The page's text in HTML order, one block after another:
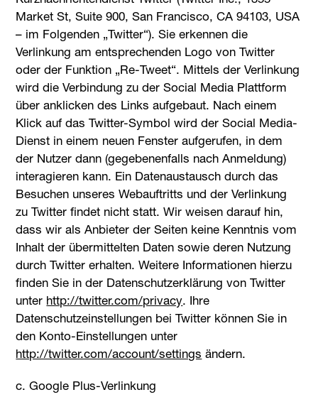
Market St, Suite 900, San Francisco, CA 94103, USA
– im Folgenden „Twitter“). Sie erkennen die
Verlinkung am entsprechenden Logo von Twitter
oder der Funktion „Re-Tweet“. Mittels der Verlinkung
wird die Verbindung zu der Social Media Plattform
über anklicken des Links aufgebaut. Nach einem
Klick auf das Twitter-Symbol wird der Social Media-
Dienst in einem neuen Fenster aufgerufen, in dem
der Nutzer dann (gegebenenfalls nach Anmeldung)
interagieren kann. Ein Datenaustausch durch das
Besuchen unseres Webauftritts und der Verlinkung
zu Twitter findet nicht statt. Wir weisen darauf hin,
dass wir als Anbieter der Seiten keine Kenntnis vom
Inhalt der übermittelten Daten sowie deren Nutzung
durch Twitter erhalten. Weitere Informationen hierzu
finden Sie in der Datenschutzerklärung von Twitter
unter http://twitter.com/privacy. Ihre
Datenschutzeinstellungen bei Twitter können Sie in
den Konto-Einstellungen unter
http://twitter.com/account/settings ändern.
c. Google Plus-Verlinkung